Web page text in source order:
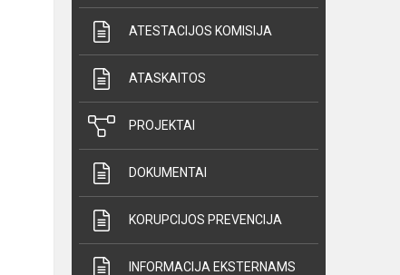
ATESTACIJOS KOMISIJA
ATASKAITOS
PROJEKTAI
DOKUMENTAI
KORUPCIJOS PREVENCIJA
INFORMACIJA EKSTERNAMS